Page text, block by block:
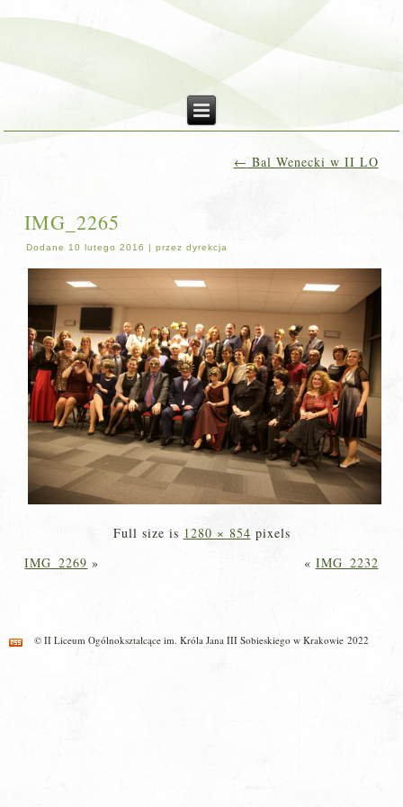
← Bal Wenecki w II LO
IMG_2265
Dodane 10 lutego 2016 |przez dyrekcja
Full size is 1280 × 854 pixels
IMG_2269 » « IMG_2232
© II Liceum Ogólnokształcące im. Króla Jana III Sobieskiego w Krakowie 2022